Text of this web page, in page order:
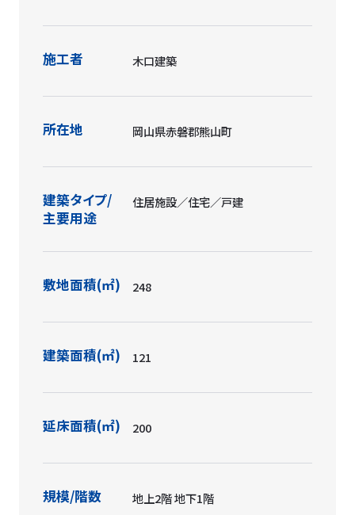
施工者 木口建築
所在地 岡山県赤磐郡熊山町
建築タイプ/
主要用途
住居施設／住宅／戸建
敷地面積(㎡) 248
建築面積(㎡) 121
延床面積(㎡) 200
規模/階数 地上2階 地下1階